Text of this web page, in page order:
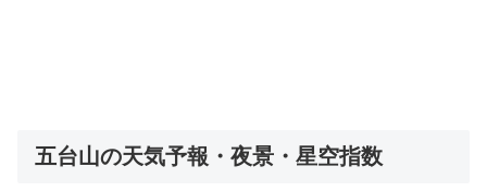
五台山の天気予報・夜景・星空指数